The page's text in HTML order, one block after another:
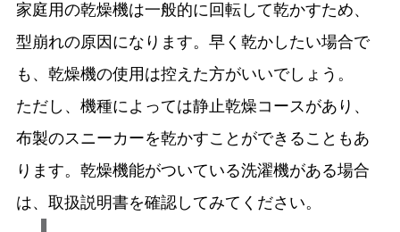
家庭用の乾燥機は一般的に回転して乾かすため、
型崩れの原因になります。早く乾かしたい場合で
も、乾燥機の使用は控えた方がいいでしょう。
ただし、機種によっては静止乾燥コースがあり、
布製のスニーカーを乾かすことができることもあ
ります。乾燥機能がついている洗濯機がある場合
は、取扱説明書を確認してみてください。